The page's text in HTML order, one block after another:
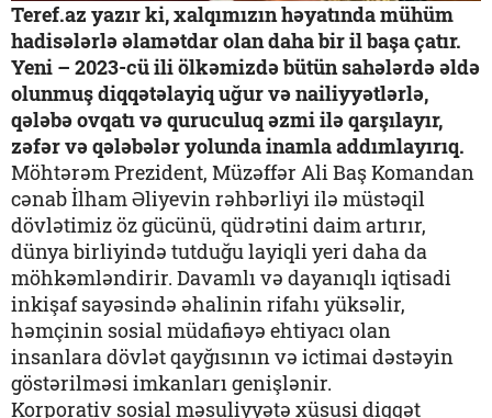
Teref.az yazır ki, xalqımızın həyatında mühüm
hadisələrlə əlamətdar olan daha bir il başa çatır.
Yeni – 2023-cü ili ölkəmizdə bütün sahələrdə əldə
olunmuş diqqətəlayiq uğur və nailiyyətlərlə,
qələbə ovqatı və quruculuq əzmi ilə qarşılayır,
zəfər və qələbələr yolunda inamla addımlayırıq.
Möhtərəm Prezident, Müzəffər Ali Baş Komandan
cənab İlham Əliyevin rəhbərliyi ilə müstəqil
dövlətimiz öz gücünü, qüdrətini daim artırır,
dünya birliyində tutduğu layiqli yeri daha da
möhkəmləndirir. Davamlı və dayanıqlı iqtisadi
inkişaf sayəsində əhalinin rifahı yüksəlir,
həmçinin sosial müdafiəyə ehtiyacı olan
insanlara dövlət qayğısının və ictimai dəstəyin
göstərilməsi imkanları genişlənir.
Korporativ sosial məsuliyyətə xüsusi diqqət